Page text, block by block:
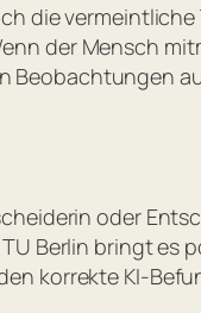
die
der Mensch
Beobachtungen
oder
Berlin bringt es
korrekte KI-